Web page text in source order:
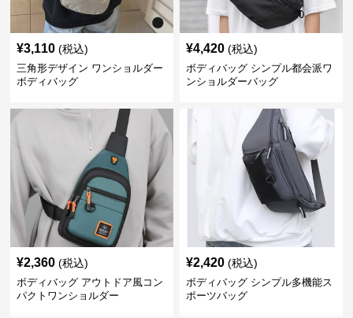
¥3,110 (税込)
三角形デザイン ワンショルダー
ボディバッグ
¥4,420 (税込)
ボディバッグ シンプル都会派ワ
ンショルダーバッグ
¥2,360 (税込)
ボディバッグ アウトドア風コン
パクトワンショルダー
¥2,420 (税込)
ボディバッグ シンプル多機能ス
ポーツバッグ